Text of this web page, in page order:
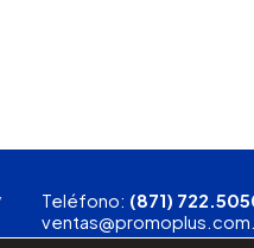
Teléfono: (871)